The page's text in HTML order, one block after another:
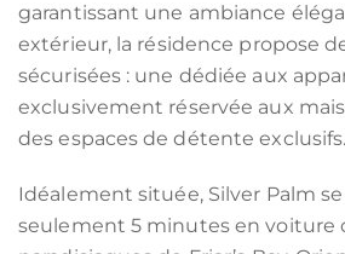
garantissant une ambiance
extérieur, la résidence propose
sécurisées : une dédiée aux
exclusivement réservée aux
des espaces de détente exclusifs.
Idéalement située, Silver Palm
seulement 5 minutes en voiture